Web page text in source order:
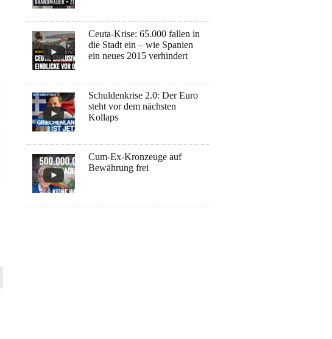
Ceuta-Krise: 65.000 fallen in
die Stadt ein – wie Spanien
ein neues 2015 verhindert
Schuldenkrise 2.0: Der Euro
steht vor dem nächsten
Kollaps
Cum-Ex-Kronzeuge auf
Bewährung frei